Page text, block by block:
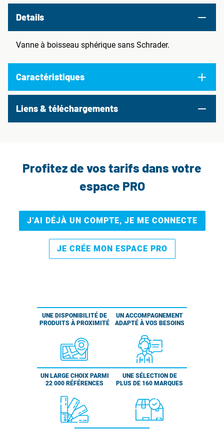
Details
Vanne à boisseau sphérique sans Schrader.
Caractéristiques
Liens & téléchargements
Profitez de vos tarifs dans votre
espace PRO
J’AI DÉJÀ UN COMPTE, JE ME CONNECTE
JE CRÉE MON ESPACE PRO
UNE DISPONIBILITÉ DE
PRODUITS À PROXIMITÉ
UN ACCOMPAGNEMENT
ADAPTÉ À VOS BESOINS
UN LARGE CHOIX PARMI
22 000 RÉFÉRENCES
UNE SÉLECTION DE
PLUS DE 160 MARQUES